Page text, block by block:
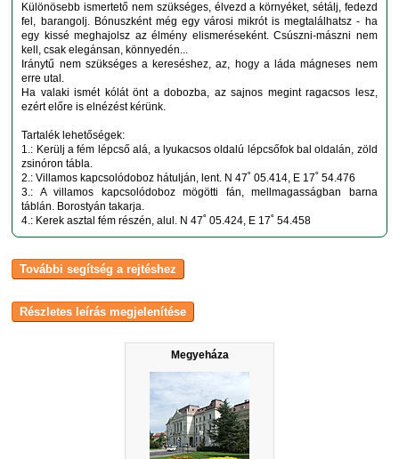
Megyeháza
Különösebb ismertető nem szükséges, élvezd a környéket, sétálj, fedezd
fel, barangolj. Bónuszként még egy városi mikrót is megtalálhatsz - ha
egy kissé meghajolsz az élmény elismeréseként. Csúszni-mászni nem
kell, csak elegánsan, könnyedén...
Iránytű nem szükséges a kereséshez, az, hogy a láda mágneses nem
erre utal.
Ha valaki ismét kólát önt a dobozba, az sajnos megint ragacsos lesz,
ezért előre is elnézést kérünk.
Tartalék lehetőségek:
1.: Kerülj a fém lépcső alá, a lyukacsos oldalú lépcsőfok bal oldalán, zöld
zsinóron tábla.
2.: Villamos kapcsolódoboz hátulján, lent. N 47˚ 05.414, E 17˚ 54.476
3.: A villamos kapcsolódoboz mögötti fán, mellmagasságban barna
táblán. Borostyán takarja.
4.: Kerek asztal fém részén, alul. N 47˚ 05.424, E 17˚ 54.458